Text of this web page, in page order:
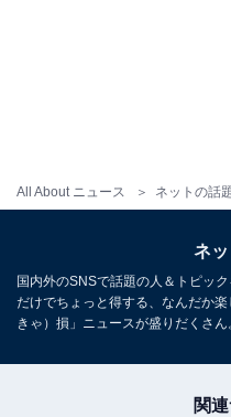
All About ニュース ネットの話
ネ
国内外のSNSで話題の人＆トピッ
だけでちょっと得する、なんだか
きゃ）損」ニュースが盛りだくさん
関